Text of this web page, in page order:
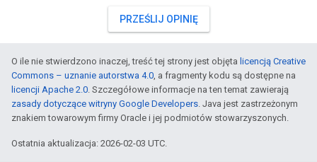
PRZEŚLIJ OPINIĘ
O ile nie stwierdzono inaczej, treść tej strony jest objęta licencją Creative
Commons – uznanie autorstwa 4.0, a fragmenty kodu są dostępne na
licencji Apache 2.0. Szczegółowe informacje na ten temat zawierają
zasady dotyczące witryny Google Developers. Java jest zastrzeżonym
znakiem towarowym firmy Oracle i jej podmiotów stowarzyszonych.
Ostatnia aktualizacja: 2026-02-03 UTC.